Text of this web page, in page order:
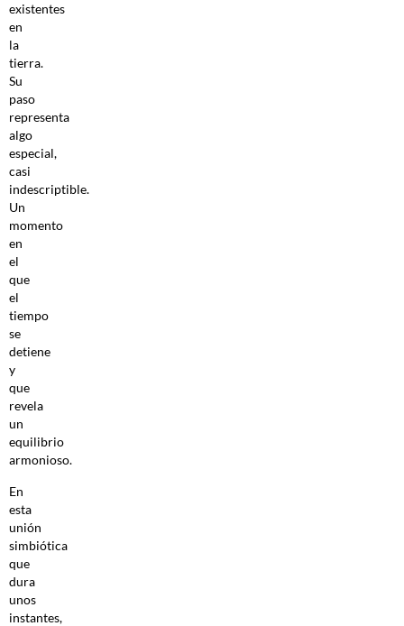
existentes
en
la
tierra.
Su
paso
representa
algo
especial,
casi
indescriptible.
Un
momento
en
el
que
el
tiempo
se
detiene
y
que
revela
un
equilibrio
armonioso.
En
esta
unión
simbiótica
que
dura
unos
instantes,